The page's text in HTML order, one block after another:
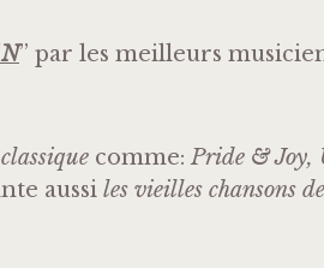
” par les meilleurs
comme:Pride & Joy,
aussi les vieilles chansons